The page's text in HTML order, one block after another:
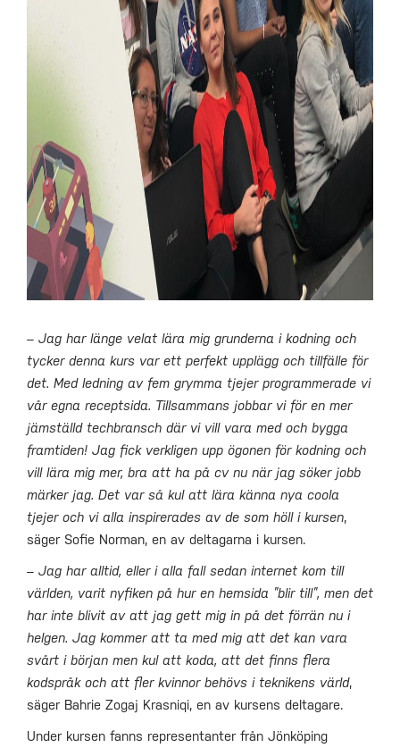
– Jag har länge velat lära mig grunderna i kodning och
tycker denna kurs var ett perfekt upplägg och tillfälle för
det. Med ledning av fem grymma tjejer programmerade vi
vår egna receptsida. Tillsammans jobbar vi för en mer
jämställd techbransch där vi vill vara med och bygga
framtiden! Jag fick verkligen upp ögonen för kodning och
vill lära mig mer, bra att ha på cv nu när jag söker jobb
märker jag. Det var så kul att lära känna nya coola
tjejer och vi alla inspirerades av de som höll i kursen,
säger Sofie Norman, en av deltagarna i kursen.
– Jag har alltid, eller i alla fall sedan internet kom till
världen, varit nyfiken på hur en hemsida ”blir till”, men det
har inte blivit av att jag gett mig in på det förrän nu i
helgen. Jag kommer att ta med mig att det kan vara
svårt i början men kul att koda, att det finns flera
kodspråk och att fler kvinnor behövs i teknikens värld,
säger Bahrie Zogaj Krasniqi, en av kursens deltagare.
Under kursen fanns representanter från Jönköping